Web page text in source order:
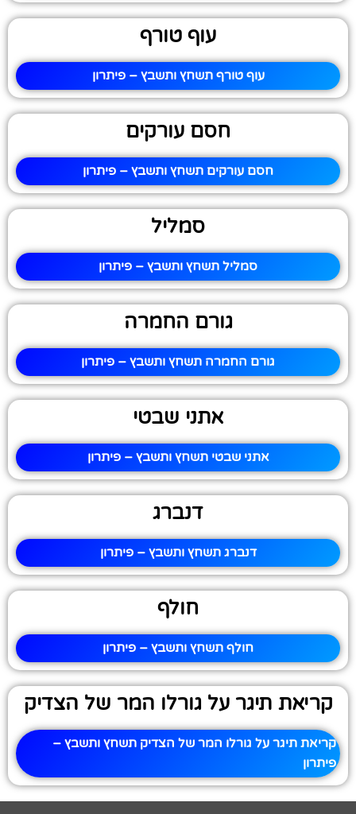
עוף טורף
עוף טורף תשחץ ותשבץ – פיתרון
חסם עורקים
חסם עורקים תשחץ ותשבץ – פיתרון
סמליל
סמליל תשחץ ותשבץ – פיתרון
גורם החמרה
גורם החמרה תשחץ ותשבץ – פיתרון
אתני שבטי
אתני שבטי תשחץ ותשבץ – פיתרון
דנברג
דנברג תשחץ ותשבץ – פיתרון
חולף
חולף תשחץ ותשבץ – פיתרון
קריאת תיגר על גורלו המר של הצדיק
קריאת תיגר על גורלו המר של הצדיק תשחץ ותשבץ –
פיתרון